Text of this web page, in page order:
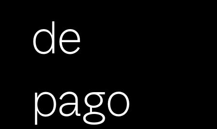
de
pago